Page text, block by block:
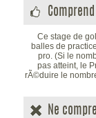
Ce stage de
balles de
pro. (Si le
pas atteint, le
rÃ©duire le
Ne